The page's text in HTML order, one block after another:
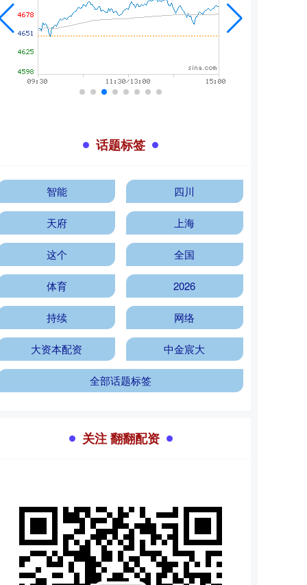
话题标签
智能 四川
天府 上海
这个 全国
体育 2026
持续 网络
大资本配资 中金宸大
全部话题标签
关注 翻翻配资